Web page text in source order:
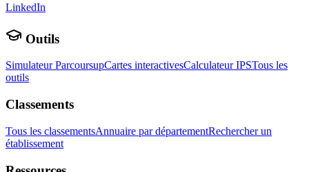
LinkedIn
Outils
Simulateur ParcoursupCartes interactivesCalculateur IPSTous les
outils
Classements
Tous les classementsAnnuaire par départementRechercher un
établissement